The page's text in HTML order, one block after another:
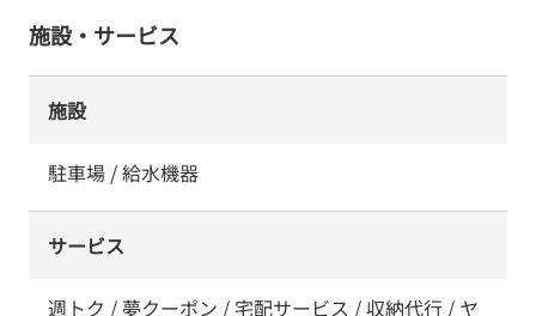
施設・サービス
施設
駐車場 / 給水機器
サービス
週トク / 夢クーポン / 宅配サービス / 収納代行 / ヤ